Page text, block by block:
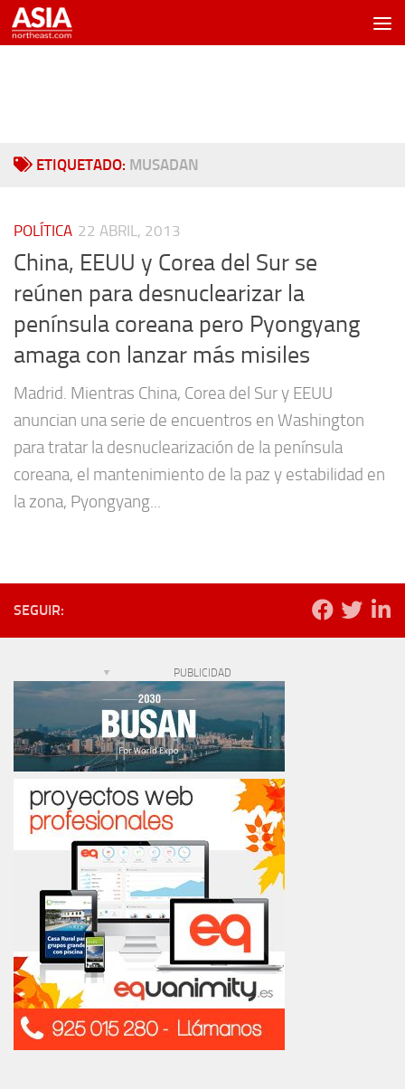
Saltar al contenido
ETIQUETADO: MUSADAN
POLÍTICA 22 ABRIL, 2013
China, EEUU y Corea del Sur se
reúnen para desnuclearizar la
península coreana pero Pyongyang
amaga con lanzar más misiles
Madrid. Mientras China, Corea del Sur y EEUU
anuncian una serie de encuentros en Washington
para tratar la desnuclearización de la península
coreana, el mantenimiento de la paz y estabilidad en
la zona, Pyongyang...
SEGUIR:
PUBLICIDAD